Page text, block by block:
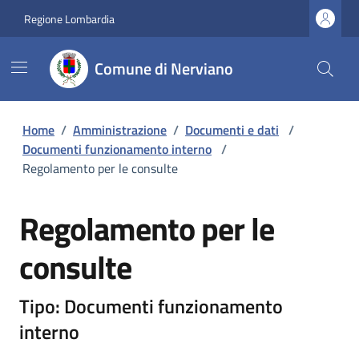
Regione Lombardia
Comune di Nerviano
Home / Amministrazione / Documenti e dati /
Documenti funzionamento interno /
Regolamento per le consulte
Regolamento per le
consulte
Tipo: Documenti funzionamento
interno